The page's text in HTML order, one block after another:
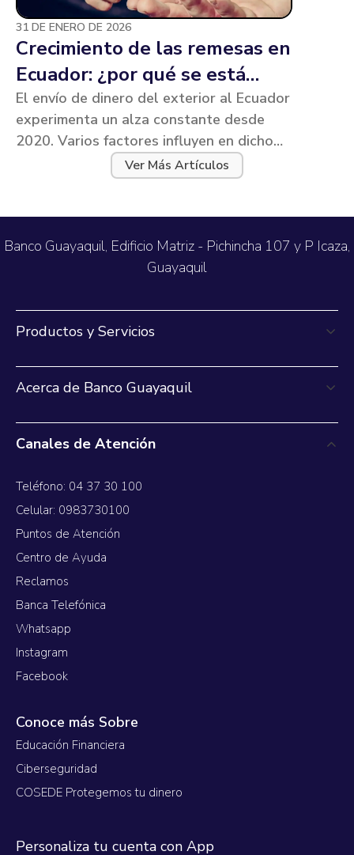
31 DE ENERO DE 2026
Crecimiento de las remesas en
Ecuador: ¿por qué se está
prefiriendo más a los bancos
que a las remesedoras?
El envío de dinero del exterior al Ecuador
experimenta un alza constante desde
2020. Varios factores influyen en dicho
incremento, así como también en la
preferencia de los usuarios por utilizar
Ver Más Artículos
Banco Guayaquil, Edificio Matriz - Pichincha 107 y P Icaza,
Guayaquil
Productos y Servicios
Acerca de Banco Guayaquil
Canales de Atención
Teléfono: 04 37 30 100
Celular: 0983730100
Puntos de Atención
Centro de Ayuda
Reclamos
Banca Telefónica
Whatsapp
Instagram
Facebook
Conoce más Sobre
Educación Financiera
Ciberseguridad
COSEDE Protegemos tu dinero
Personaliza tu cuenta con App